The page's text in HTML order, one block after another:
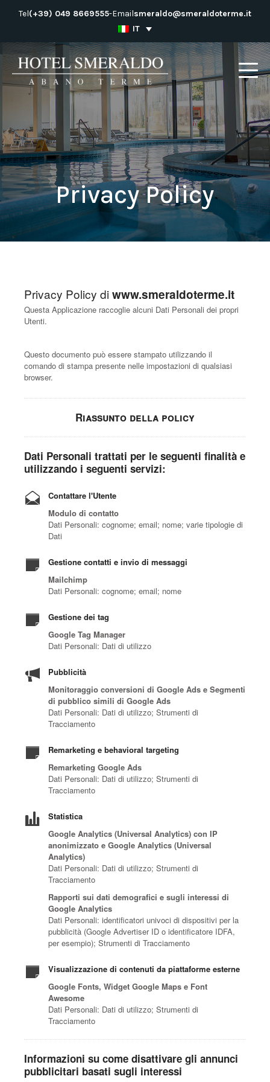
Salta
contenuto
Tel(+39) 049 8669555-Emailsmeraldo@smeraldoterme.it
IT
Privacy Policy
Privacy Policy di www.smeraldoterme.it
Questa Applicazione raccoglie alcuni Dati Personali dei propri
Utenti.
Questo documento può essere stampato utilizzando il
comando di stampa presente nelle impostazioni di qualsiasi
browser.
Riassunto della policy
Dati Personali trattati per le seguenti finalità e
utilizzando i seguenti servizi:
Contattare l'Utente
Modulo di contatto
Dati Personali: cognome; email; nome; varie tipologie di
Dati
Gestione contatti e invio di messaggi
Mailchimp
Dati Personali: cognome; email; nome
Gestione dei tag
Google Tag Manager
Dati Personali: Dati di utilizzo
Pubblicità
Monitoraggio conversioni di Google Ads e Segmenti
di pubblico simili di Google Ads
Dati Personali: Dati di utilizzo; Strumenti di
Tracciamento
Remarketing e behavioral targeting
Remarketing Google Ads
Dati Personali: Dati di utilizzo; Strumenti di
Tracciamento
Statistica
Google Analytics (Universal Analytics) con IP
anonimizzato e Google Analytics (Universal
Analytics)
Dati Personali: Dati di utilizzo; Strumenti di
Tracciamento
Rapporti sui dati demografici e sugli interessi di
Google Analytics
Dati Personali: identificatori univoci di dispositivi per la
pubblicità (Google Advertiser ID o identificatore IDFA,
per esempio); Strumenti di Tracciamento
Visualizzazione di contenuti da piattaforme esterne
Google Fonts, Widget Google Maps e Font
Awesome
Dati Personali: Dati di utilizzo; Strumenti di
Tracciamento
Informazioni su come disattivare gli annunci
pubblicitari basati sugli interessi